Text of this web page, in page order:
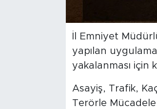
İl Emniyet
yapılan
yakalanması için
Asayiş, Trafik,
Terörle